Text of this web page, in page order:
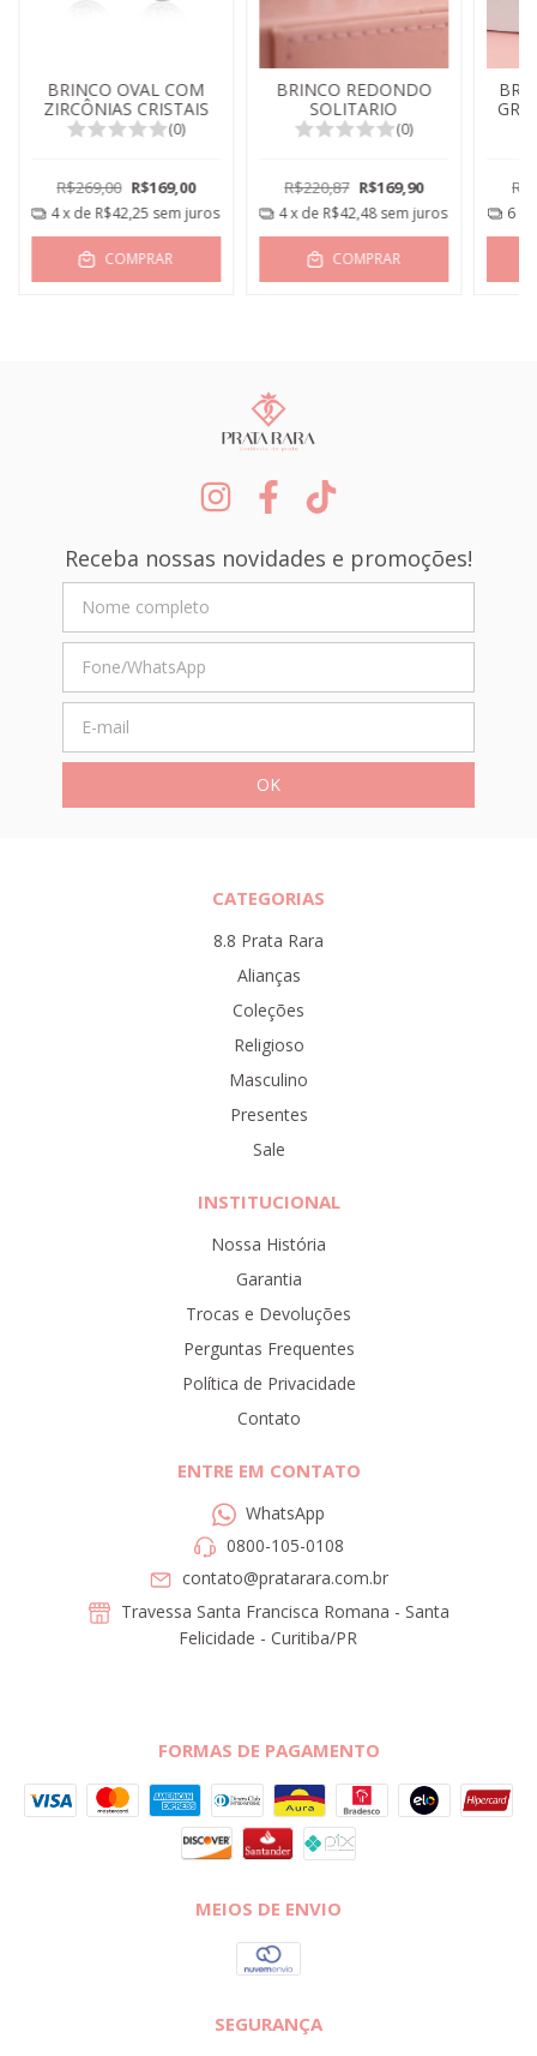
BRINCO OVAL COM
ZIRCÔNIAS CRISTAIS
(0)
R$269,00 R$169,00
4x de R$42,25 sem juros
COMPRAR
BRINCO REDONDO
SOLITARIO
(0)
R$220,87 R$169,90
4x de R$42,48sem juros
COMPRAR
6
Receba nossas novidades e promoções!
CATEGORIAS
8.8 Prata Rara
Alianças
Coleções
Religioso
Masculino
Presentes
Sale
INSTITUCIONAL
Nossa História
Garantia
Trocas e Devoluções
Perguntas Frequentes
Política de Privacidade
Contato
ENTRE EM CONTATO
WhatsApp
0800-105-0108
contato@pratarara.com.br
Travessa Santa Francisca Romana - Santa
Felicidade - Curitiba/PR
FORMAS DE PAGAMENTO
MEIOS DE ENVIO
SEGURANÇA